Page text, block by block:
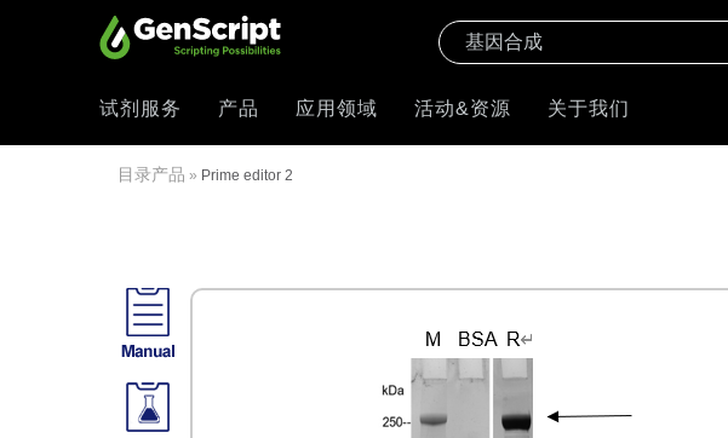
试剂服务 产品 应用领域 活动&资源 关于我们
目录产品 » Prime editor 2